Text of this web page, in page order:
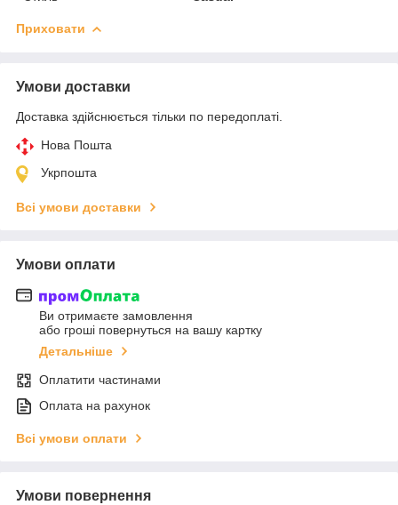
Приховати
Умови доставки
Доставка здійснюється тільки по передоплаті.
Нова Пошта
Укрпошта
Всі умови доставки
Умови оплати
Ви отримаєте замовлення
або гроші повернуться на вашу картку
Детальніше
Оплатити частинами
Оплата на рахунок
Всі умови оплати
Умови повернення